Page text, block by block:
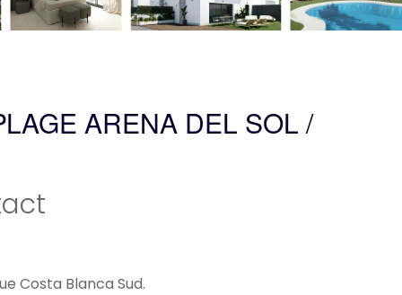
ARENA DEL SOL /
Costa Blanca Sud.